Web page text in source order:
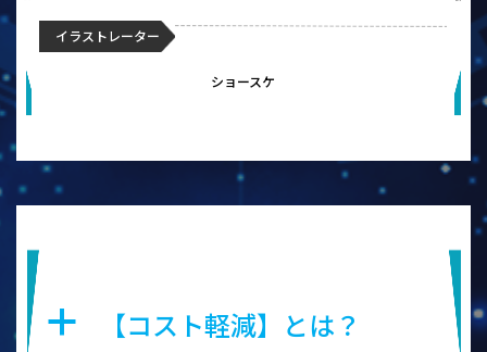
イラストレーター
ショースケ
a 【コスト軽減】とは？